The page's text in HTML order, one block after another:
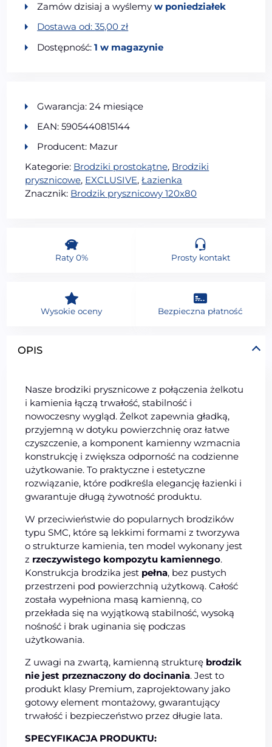
OPIS
Nasze brodziki prysznicowe z połączenia żelkotu
i kamienia łączą trwałość, stabilność i
nowoczesny wygląd. Żelkot zapewnia gładką,
przyjemną w dotyku powierzchnię oraz łatwe
czyszczenie, a komponent kamienny wzmacnia
konstrukcję i zwiększa odporność na codzienne
użytkowanie. To praktyczne i estetyczne
rozwiązanie, które podkreśla elegancję łazienki i
gwarantuje długą żywotność produktu.
W przeciwieństwie do popularnych brodzików
typu SMC, które są lekkimi formami z tworzywa
o strukturze kamienia, ten model wykonany jest
z rzeczywistego kompozytu kamiennego.
Konstrukcja brodzika jest pełna, bez pustych
przestrzeni pod powierzchnią użytkową. Całość
została wypełniona masą kamienną, co
przekłada się na wyjątkową stabilność, wysoką
nośność i brak uginania się podczas
użytkowania.
Z uwagi na zwartą, kamienną strukturę brodzik
nie jest przeznaczony do docinania. Jest to
produkt klasy Premium, zaprojektowany jako
gotowy element montażowy, gwarantujący
trwałość i bezpieczeństwo przez długie lata.
SPECYFIKACJA PRODUKTU:
Zamów dzisiaj a wyślemyw poniedziałek
Dostawa od:35,00zł
Dostępność:1 w magazynie
Gwarancja: 24 miesiące
EAN: 5905440815144
Producent: Mazur
Kategorie: Brodziki prostokątne, Brodziki
prysznicowe, EXCLUSIVE,Łazienka
Znacznik: Brodzik prysznicowy 120x80
Raty 0% Prosty kontakt
Wysokie oceny Bezpieczna płatność